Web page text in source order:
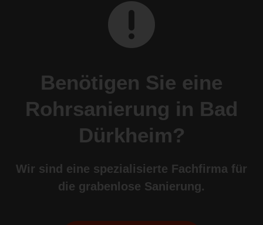

Benötigen Sie eine
Rohrsanierung in Bad
Dürkheim?
Wir sind eine spezialisierte Fachfirma für
die grabenlose Sanierung.